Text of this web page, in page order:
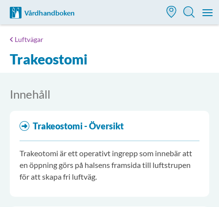
Till startsidan för Vårdhandboken
Luftvägar
Trakeostomi
Innehåll
Trakeostomi - Översikt
Trakeotomi är ett operativt ingrepp som innebär att
en öppning görs på halsens framsida till luftstrupen
för att skapa fri luftväg.